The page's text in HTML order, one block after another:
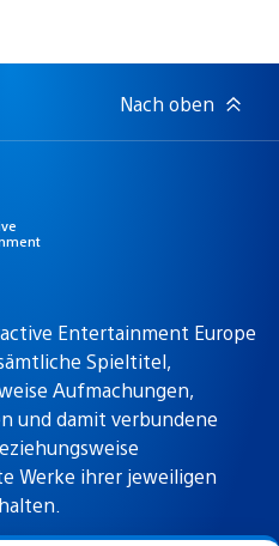
Nach oben
Entertainment Europe
Spieltitel,
Aufmachungen,
und damit verbundene
Werke ihrer jeweiligen